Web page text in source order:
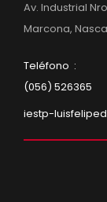
Av. Industrial
Marcona,
Teléfono :
(056) 526365
iestp-